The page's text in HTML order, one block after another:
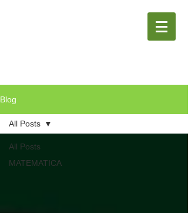
Blog
All Posts
MATEMATICA
All Posts